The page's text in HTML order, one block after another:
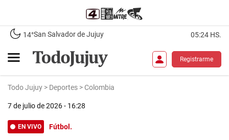
14°San Salvador de Jujuy 05:24 HS.
Registrarme
Todo Jujuy > Deportes > Colombia
7 de julio de 2026 - 16:28
EN VIVO Fútbol.